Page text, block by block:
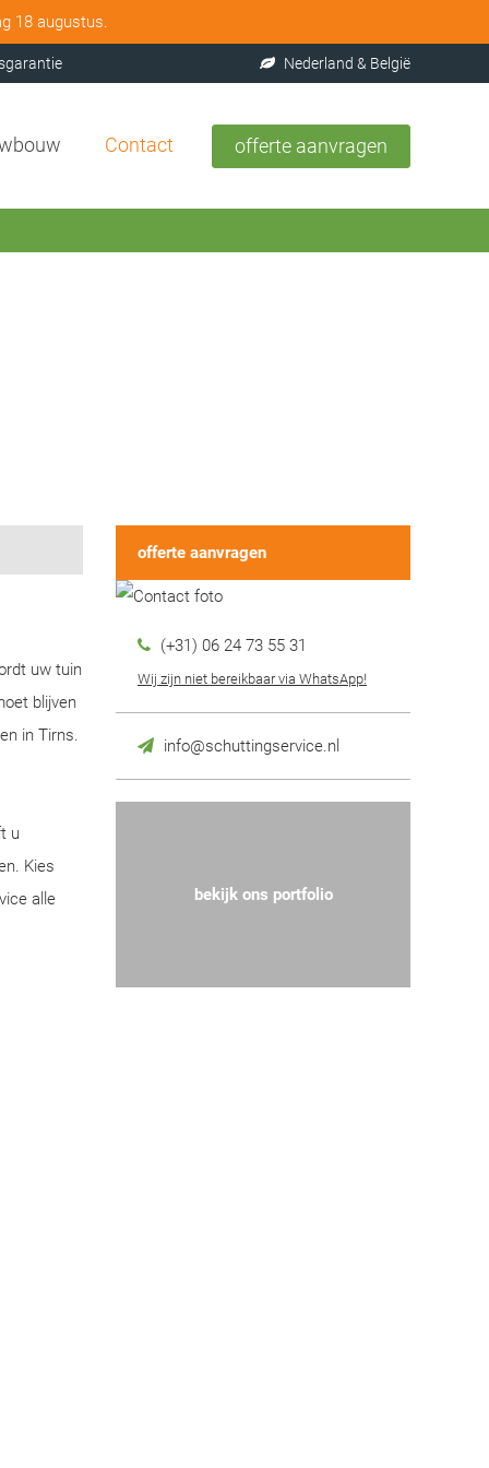
18 augustus.
Nederland & België
Contact offerte aanvragen
uw tuin
blijven
in Tirns.
u
Kies
alle
offerte aanvragen
(+31) 06 24 73 55 31
Wij zijn niet bereikbaar via WhatsApp!
info@schuttingservice.nl
bekijk ons portfolio